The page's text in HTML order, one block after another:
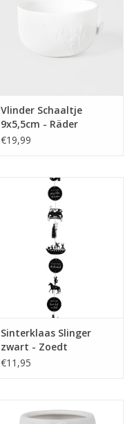
Vlinder Schaaltje
9x5,5cm - Räder
€19,99
Sinterklaas Slinger
zwart - Zoedt
€11,95